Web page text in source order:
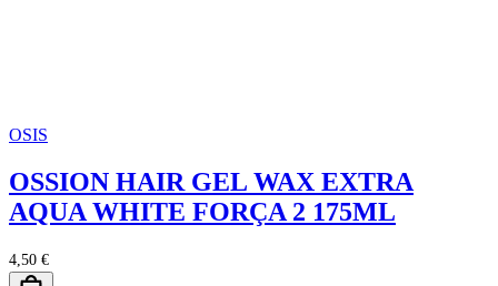
OSIS
OSSION HAIR GEL WAX EXTRA
AQUA WHITE FORÇA 2 175ML
4,50 €